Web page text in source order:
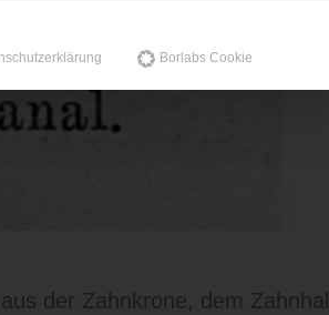
der Zahnkrone, dem
Borlabs Cookie